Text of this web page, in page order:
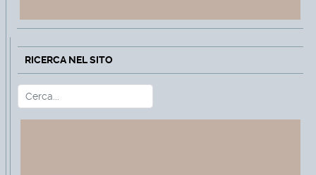
RICERCA NEL SITO
Cerca Type 2 or more characters for